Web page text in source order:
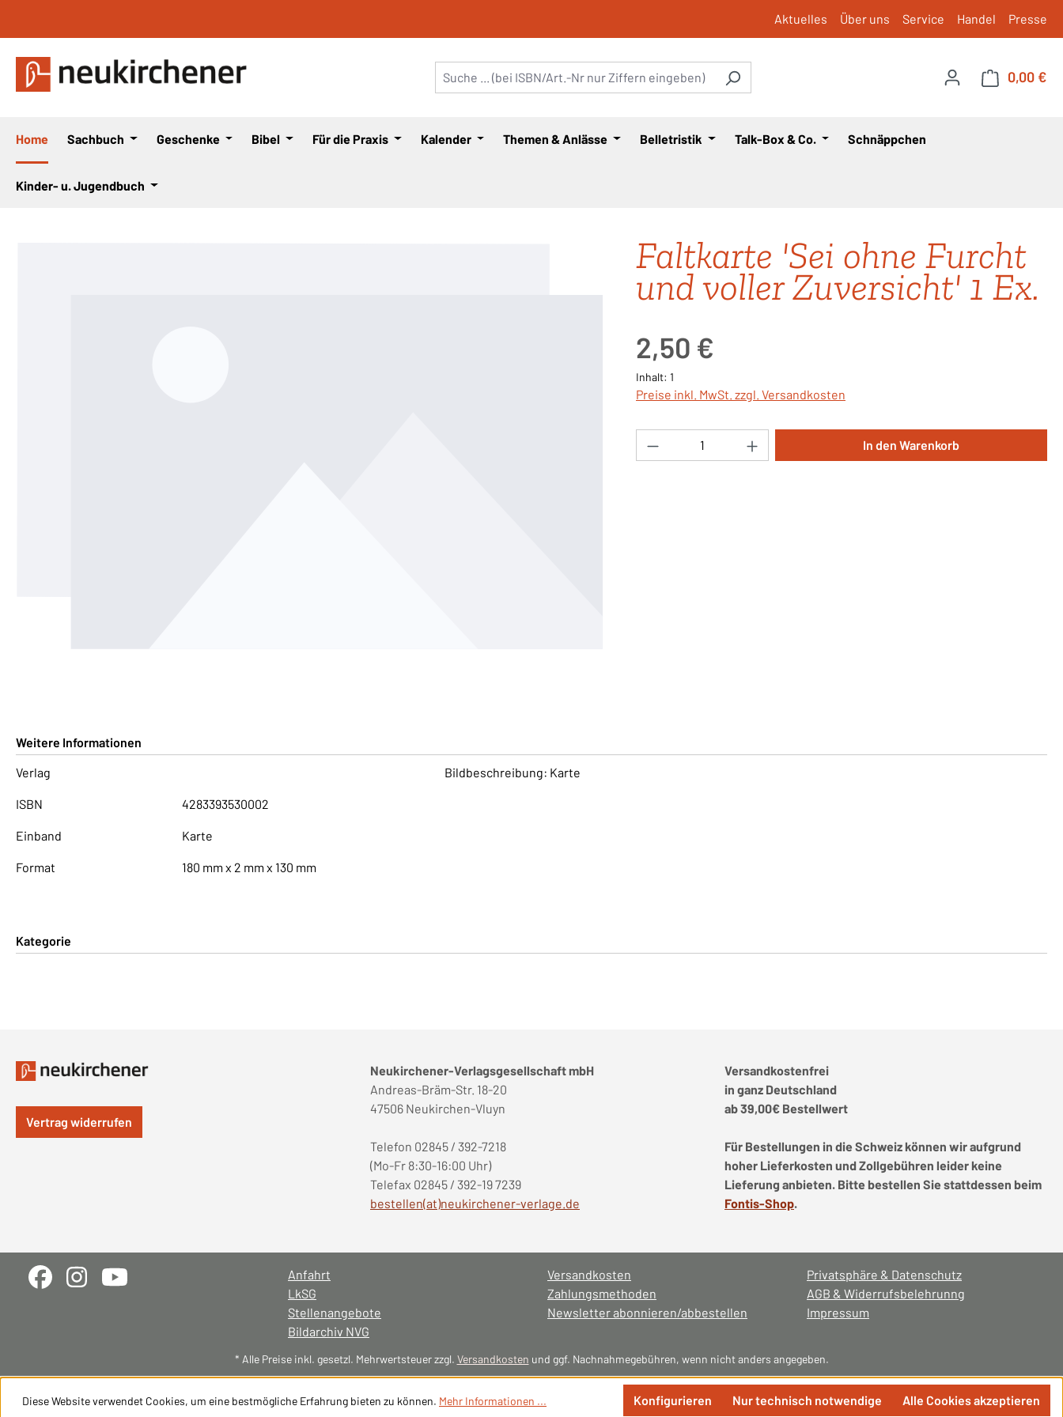
Aktuelles Über uns Service Handel Presse
0,00 €
Home Sachbuch Geschenke Bibel Für die Praxis Kalender Themen & Anlässe Belletristik Talk-Box & Co. Schnäppchen
Kinder- u. Jugendbuch
Faltkarte 'Sei ohne Furcht
und voller Zuversicht' 1 Ex.
2,50 €
Inhalt: 1
Preise inkl. MwSt. zzgl. Versandkosten
Produkt Anzahl: Gib den gewünschten Wert ein
In den Warenkorb
Weitere Informationen
Verlag
ISBN 4283393530002
Einband Karte
Format 180 mm x 2 mm x 130 mm
Bildbeschreibung: Karte
Kategorie
Vertrag widerrufen
Neukirchener-Verlagsgesellschaft mbH
Andreas-Bräm-Str. 18-20
47506 Neukirchen-Vluyn
Telefon 02845 / 392-7218
(Mo-Fr 8:30-16:00 Uhr)
Telefax 02845 / 392-19 7239
bestellen(at)neukirchener-verlage.de
Versandkostenfrei
in ganz Deutschland
ab 39,00€ Bestellwert
Für Bestellungen in die Schweiz können wir aufgrund
hoher Lieferkosten und Zollgebühren leider keine
Lieferung anbieten. Bitte bestellen Sie stattdessen beim
Fontis-Shop.
Anfahrt
LkSG
Stellenangebote
Versandkosten
Zahlungsmethoden
Newsletter abonnieren/abbestellen
Privatsphäre & Datenschutz
AGB & Widerrufsbelehrunng
Impressum
Bildarchiv NVG
* Alle Preise inkl. gesetzl. Mehrwertsteuer zzgl. Versandkosten und ggf. Nachnahmegebühren, wenn nicht anders angegeben.
Diese Website verwendet Cookies, um eine bestmögliche Erfahrung bieten zu können. Mehr Informationen ... Nur technisch notwendige
Konfigurieren Alle Cookies akzeptieren